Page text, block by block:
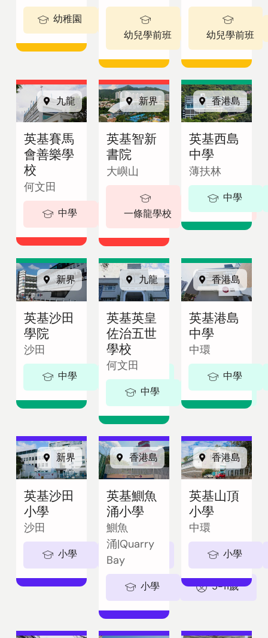
幼稚園 3-5 歲
幼兒學前班
2 - 3歲
幼兒學前班
九龍
英基賽馬
會善樂學
校
何文田
中學 5-19歲
新界
英基智新
書院
大嶼山
一條龍學校
5-18 歲
香港島
英基西島
中學
薄扶林
中學
新界
英基沙田
學院
沙田
中學
九龍
英基英皇
佐治五世
學校
何文田
中學 11-18歲
香港島
英基港島
中學
中環
中學
新界
英基沙田
小學
沙田
小學
香港島
英基鰂魚
涌小學
鰂魚
涌|Quarry
Bay
小學 5-11歲
香港島
英基山頂
小學
中環
小學
最新公告
立
即
諮
詢
View in:
English
繁體中文